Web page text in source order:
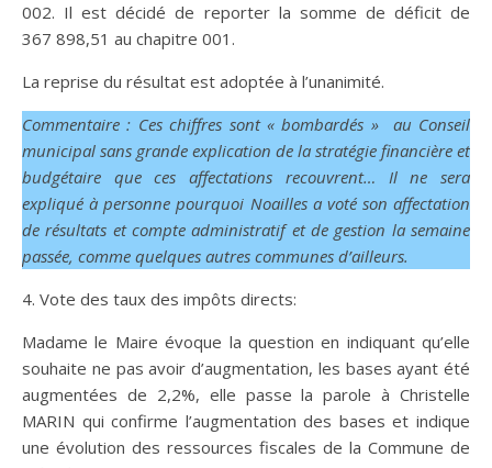
002. Il est décidé de reporter la somme de déficit de
367 898,51 au chapitre 001.
La reprise du résultat est adoptée à l’unanimité.
Commentaire : Ces chiffres sont « bombardés » au Conseil
municipal sans grande explication de la stratégie financière et
budgétaire que ces affectations recouvrent… Il ne sera
expliqué à personne pourquoi Noailles a voté son affectation
de résultats et compte administratif et de gestion la semaine
passée, comme quelques autres communes d’ailleurs.
4. Vote des taux des impôts directs:
Madame le Maire évoque la question en indiquant qu’elle
souhaite ne pas avoir d’augmentation, les bases ayant été
augmentées de 2,2%, elle passe la parole à Christelle
MARIN qui confirme l’augmentation des bases et indique
une évolution des ressources fiscales de la Commune de